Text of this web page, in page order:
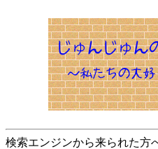
検索エンジンから来られた方